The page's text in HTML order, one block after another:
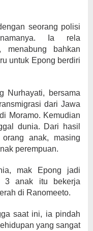
seorang polisi
Ia rela
menabung bahkan
untuk Epong berdiri
Nurhayati, bersama
dari Jawa
Moramo. Kemudian
dunia. Dari hasil
anak, masing
perempuan.
mak Epong jadi
3 anak itu bekerja
di Ranomeeto.
saat ini, ia pindah
yang sangat